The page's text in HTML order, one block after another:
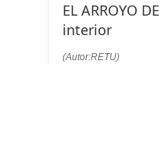
EL ARROYO
interior
(Autor:RETU)